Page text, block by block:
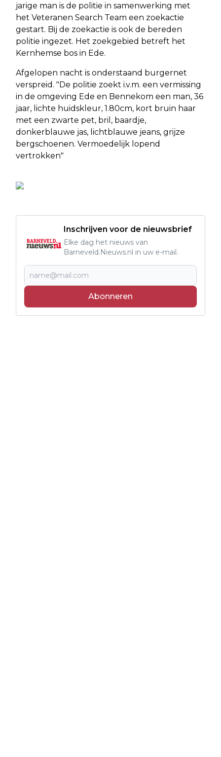
jarige man is de politie in samenwerking met
het Veteranen Search Team een zoekactie
gestart. Bij de zoekactie is ook de bereden
politie ingezet. Het zoekgebied betreft het
Kernhemse bos in Ede.
Afgelopen nacht is onderstaand burgernet
verspreid. "De politie zoekt i.v.m. een vermissing
in de omgeving Ede en Bennekom een man, 36
jaar, lichte huidskleur, 1.80cm, kort bruin haar
met een zwarte pet, bril, baardje,
donkerblauwe jas, lichtblauwe jeans, grijze
bergschoenen. Vermoedelijk lopend
vertrokken"
Inschrijven voor de nieuwsbrief
Elke dag het nieuws van
Barneveld.Nieuws.nl in uw e-mail.
Abonneren